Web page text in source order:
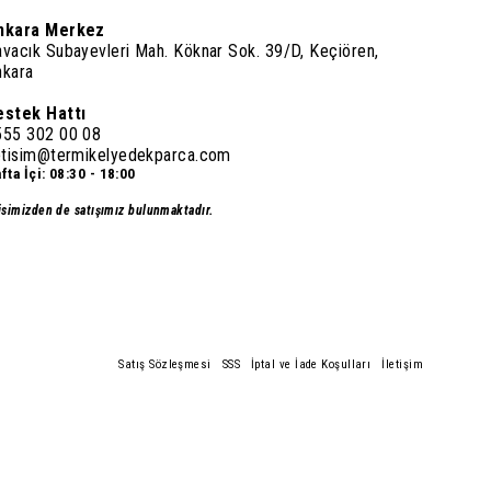
Merkez
Subayevleri Mah. Köknar Sok. 39/D, Keçiören,
Hattı
302 00 08
İçi: 08:30 - 18:00
de satışımız bulunmaktadır.
Satış Sözleşmesi SSS İptal ve İade Koşulları İletişim